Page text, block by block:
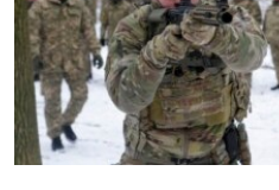
Learning English
СОЦИАЛЬНЫЕ СЕТИ